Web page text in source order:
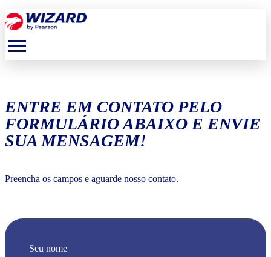
menu
ENTRE EM CONTATO PELO
FORMULÁRIO ABAIXO E ENVIE
SUA MENSAGEM!
Preencha os campos e aguarde nosso contato.
Seu nome